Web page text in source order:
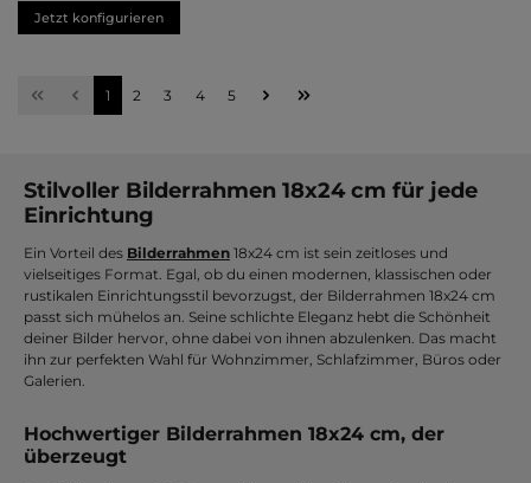
Jetzt konfigurieren
Seite
1 Seite
2 Seite
3 Seite
4 Seite
5
Stilvoller Bilderrahmen 18x24 cm für jede
Einrichtung
Ein Vorteil des Bilderrahmen 18x24 cm ist sein zeitloses und
vielseitiges Format. Egal, ob du einen modernen, klassischen oder
rustikalen Einrichtungsstil bevorzugst, der Bilderrahmen 18x24 cm
passt sich mühelos an. Seine schlichte Eleganz hebt die Schönheit
deiner Bilder hervor, ohne dabei von ihnen abzulenken. Das macht
ihn zur perfekten Wahl für Wohnzimmer, Schlafzimmer, Büros oder
Galerien.
Hochwertiger Bilderrahmen 18x24 cm, der
überzeugt